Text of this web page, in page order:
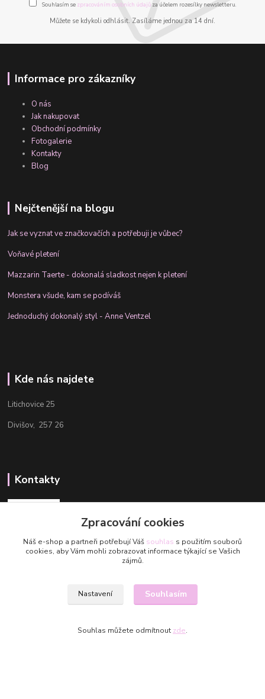
Souhlasím se zpracováním osobních údajůza účelem rozesílky newsletteru.
Můžete se kdykoli odhlásit. Zasíláme jednou za 14 dní.
Informace pro zákazníky
O nás
Jak nakupovat
Obchodní podmínky
Fotogalerie
Kontakty
Blog
Nejčtenější na blogu
Jak se vyznat ve značkovačích a potřebuji je vůbec?
Voňavé pletení
Mazzarin Taerte - dokonalá sladkost nejen k pletení
Monstera všude, kam se podíváš
Jednoduchý dokonalý styl - Anne Ventzel
Kde nás najdete
Litichovice 25
Divišov, 257 26
Kontakty
Aneta
Aneta@valmuegarn.com
Zpracování cookies
Náš e-shop a partneři potřebují Váš souhlas s použitím souborů
cookies, aby Vám mohli zobrazovat informace týkající se Vašich
zájmů.
Nastavení Souhlasím
Souhlas můžete odmítnout zde.